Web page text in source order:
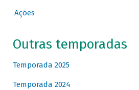
Ações
Outras temporadas
Temporada 2025
Temporada 2024